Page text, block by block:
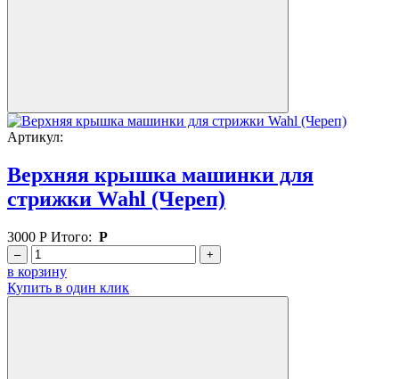
Артикул:
Верхняя крышка машинки для
стрижки Wahl (Череп)
3000 Р Итого: Р
– +
в корзину
Купить в один клик